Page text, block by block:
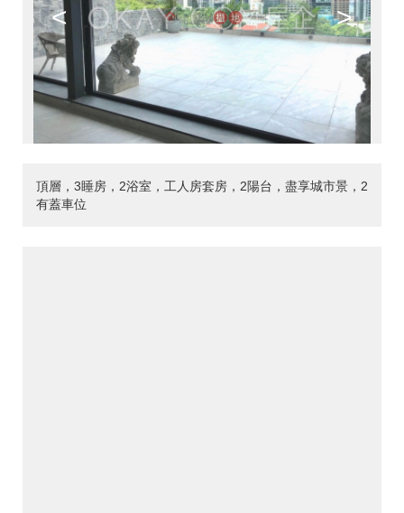
< >
頂層，3睡房，2浴室，工人房套房，2陽台，盡享城市景，2
有蓋車位